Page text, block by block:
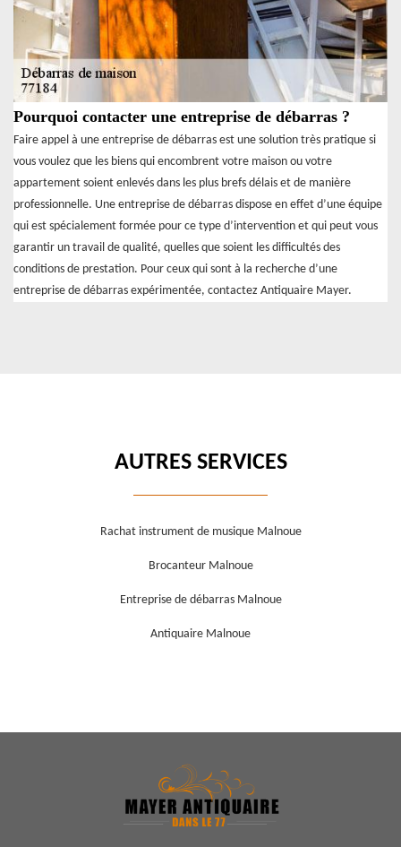
Pourquoi contacter une entreprise de débarras ?
Faire appel à une entreprise de débarras est une solution très pratique si
vous voulez que les biens qui encombrent votre maison ou votre
appartement soient enlevés dans les plus brefs délais et de manière
professionnelle. Une entreprise de débarras dispose en effet d’une équipe
qui est spécialement formée pour ce type d’intervention et qui peut vous
garantir un travail de qualité, quelles que soient les difficultés des
conditions de prestation. Pour ceux qui sont à la recherche d’une
entreprise de débarras expérimentée, contactez Antiquaire Mayer.
AUTRES SERVICES
Rachat instrument de musique Malnoue
Brocanteur Malnoue
Entreprise de débarras Malnoue
Antiquaire Malnoue